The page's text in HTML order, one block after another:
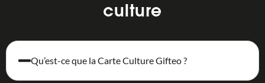
culture
Qu’est-ce que la Carte Culture Gifteo ?